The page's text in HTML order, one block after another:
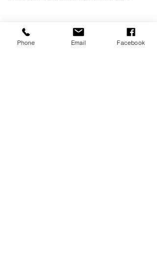
#bulfy
Phone Email Facebook